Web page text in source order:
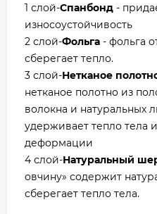
1 слой-Спанбонд -
износоустойчивость
2 слой-Фольга - фольга
сберегает тепло.
3 слой-Нетканое
нетканое полотно из
волокна и натуральных
удерживает тепло тела
деформации
4 слой-Натуральный
овчину» содержит
сберегает тепло тела.